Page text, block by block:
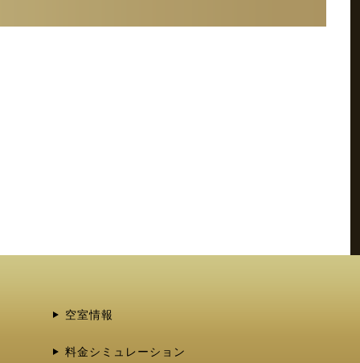
空室情報
料金シミュレーション